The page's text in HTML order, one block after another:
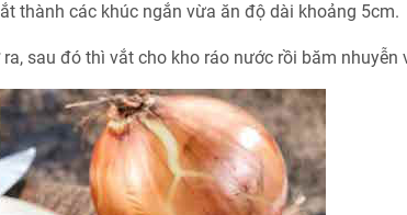
thành các khúc ngắn vừa ăn độ dài khoảng 5cm.
sau đó thì vắt cho kho ráo nước rồi băm nhuyễn